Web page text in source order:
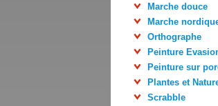
Marche douce
Marche
Orthographe
Peinture
Peinture sur
Plantes et
Scrabble